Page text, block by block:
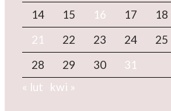
14
15 16 17 18
21
22 23 24 25
28
29 30
31
« lut
kwi »